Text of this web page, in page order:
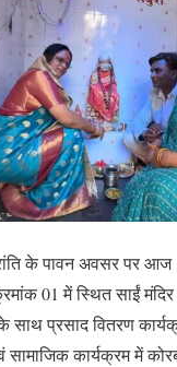
के पावन अवसर पर आज
01 में स्थित साईं
साथ प्रसाद वितरण
सामाजिक कार्यक्रम में